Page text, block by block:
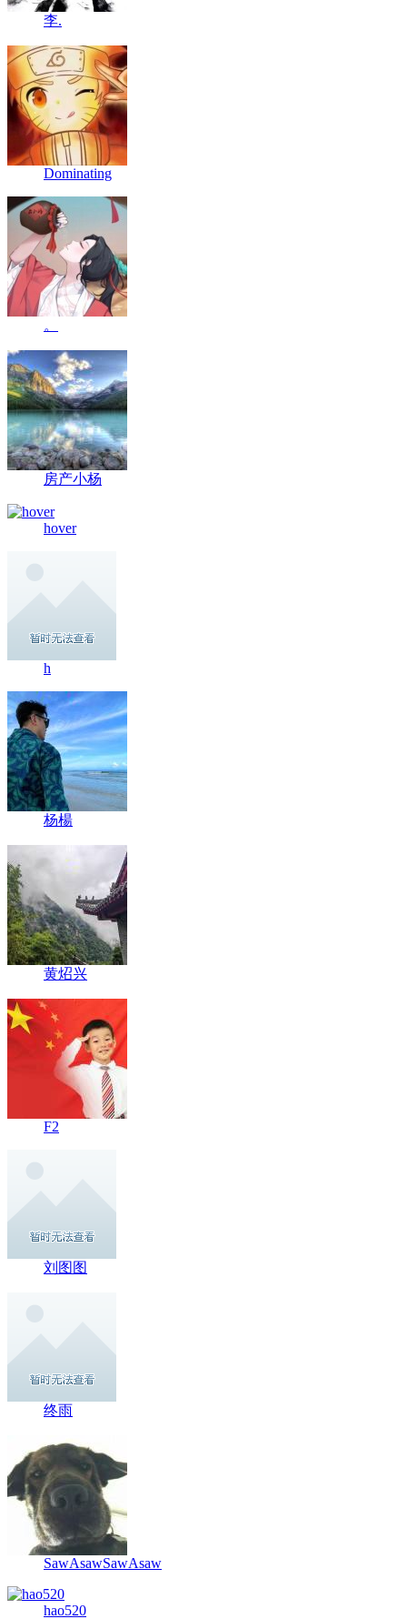
李.
Dominating
。
房产小杨
hover
h
杨楊
黄炤兴
F2
刘图图
终雨
SawAsawSawAsaw
hao520